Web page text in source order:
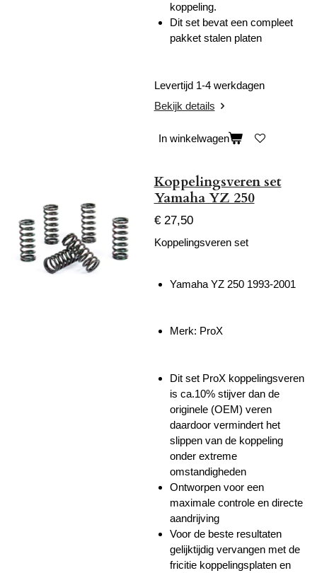
koppeling.
Dit set bevat een compleet
pakket stalen platen
Levertijd 1-4 werkdagen
Bekijk details
In winkelwagen
Koppelingsveren set
Yamaha YZ 250
€ 27,50
Koppelingsveren set
Yamaha YZ 250 1993-2001
Merk: ProX
Dit set ProX koppelingsveren
is ca.10% stijver dan de
originele (OEM) veren
daardoor vermindert het
slippen van de koppeling
onder extreme
omstandigheden
Ontworpen voor een
maximale controle en directe
aandrijving
Voor de beste resultaten
gelijktijdig vervangen met de
fricitie koppelingsplaten en